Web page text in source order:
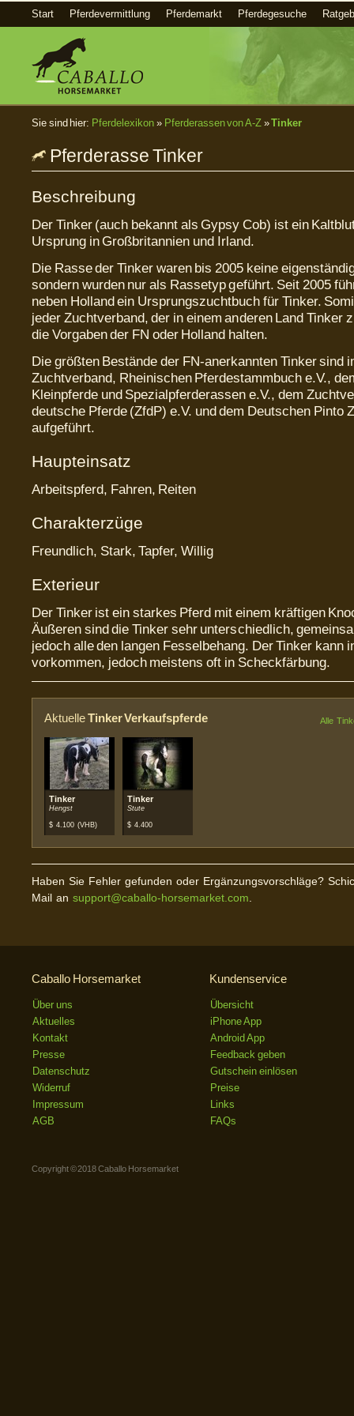
Start Pferdevermittlung Pferdemarkt Pferdegesuche
Sie sind hier: Pferdelexikon » Pferderassen von A-Z»Tinker
Pferderasse Tinker
Beschreibung
Der Tinker (auch bekannt als Gypsy Cob) ist ein
Ursprung in Großbritannien und Irland.
Die Rasse der Tinker waren bis 2005 keine
sondern wurden nur als Rassetyp geführt. Seit 2005
neben Holland ein Ursprungszuchtbuch für Tinker.
jeder Zuchtverband, der in einem anderen Land Tinker
die Vorgaben der FN oder Holland halten.
Die größten Bestände der FN-anerkannten Tinker sind
Zuchtverband, Rheinischen Pferdestammbuch e.V.,
Kleinpferde und Spezialpferderassen e.V., dem
deutsche Pferde (ZfdP) e.V. und dem Deutschen Pinto
aufgeführt.
Haupteinsatz
Arbeitspferd, Fahren, Reiten
Charakterzüge
Freundlich, Stark, Tapfer, Willig
Exterieur
Der Tinker ist ein starkes Pferd mit einem kräftigen
Äußeren sind die Tinker sehr unterschiedlich,
jedoch alle den langen Fesselbehang. Der Tinker kann
vorkommen, jedoch meistens oft in Scheckfärbung.
AktuelleTinker Verkaufspferde Alle
Tinker
Hengst
$ 4.100 (VHB)
Tinker
Stute
$ 4.400
Haben Sie Fehler gefunden oder Ergänzungsvorschläge?
Mail an support@caballo-horsemarket.com.
Caballo Horsemarket
Über uns
Aktuelles
Kontakt
Presse
Datenschutz
Widerruf
Impressum
AGB
Kundenservice
Übersicht
iPhone App
Android App
Feedback geben
Gutschein einlösen
Preise
Links
FAQs
Copyright © 2018 Caballo Horsemarket